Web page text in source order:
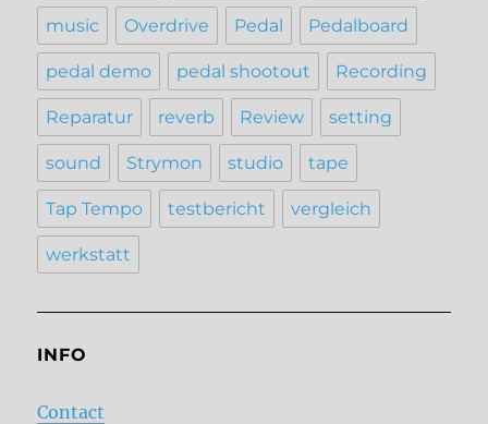
music Overdrive Pedal Pedalboard
pedal demo pedal shootout Recording
Reparatur reverb Review setting
sound Strymon studio tape
Tap Tempo testbericht vergleich
werkstatt
INFO
Contact